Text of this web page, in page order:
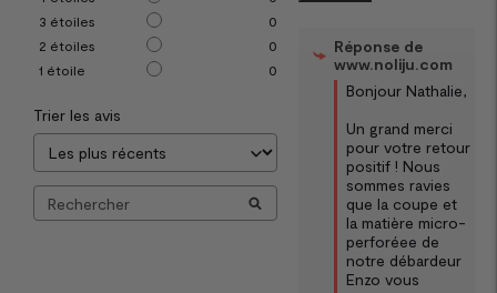
3 étoiles
0
2 étoiles
0
1 étoile 0
Trier les avis
Réponse de
www.noliju.com
Bonjour Nathalie,
Un grand merci
pour votre retour
positif ! Nous
sommes ravies
que la coupe et
la matière micro-
perforéee de
notre débardeur
Enzo vous